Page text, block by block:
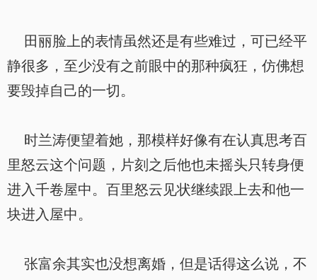
田丽脸上的表情虽然还是有些难过，可已经平
静很多，至少没有之前眼中的那种疯狂，仿佛想
要毁掉自己的一切。
时兰涛便望着她，那模样好像有在认真思考百
里怒云这个问题，片刻之后他也未摇头只转身便
进入千卷屋中。百里怒云见状继续跟上去和他一
块进入屋中。
张富余其实也没想离婚，但是话得这么说，不